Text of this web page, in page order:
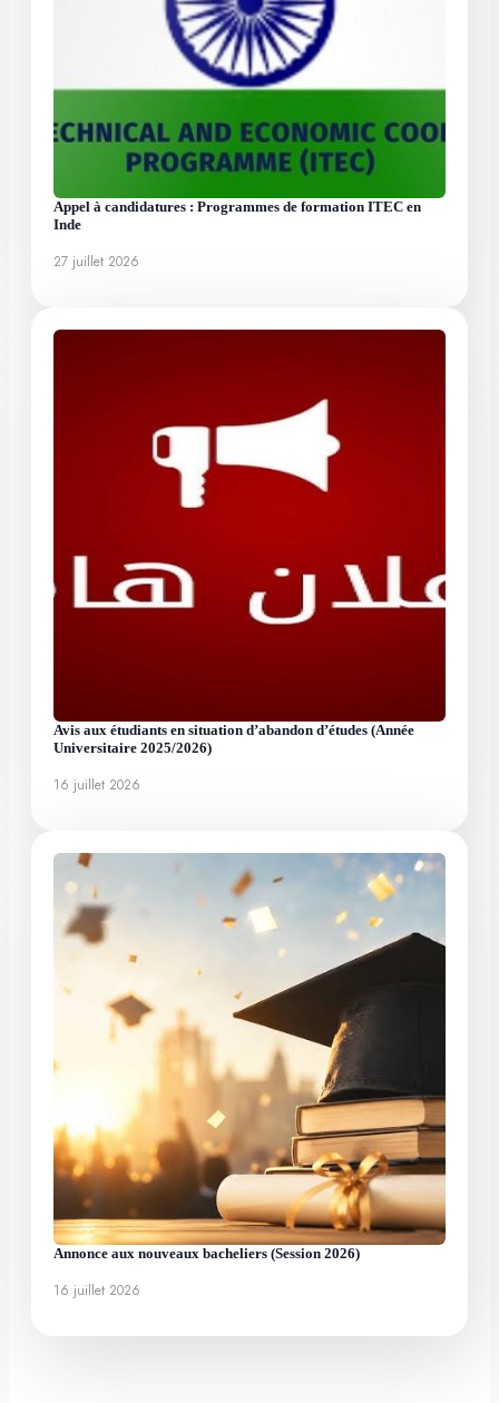
Appel à candidatures : Programmes de formation ITEC en
Inde
27 juillet 2026
Avis aux étudiants en situation d’abandon d’études (Année
Universitaire 2025/2026)
16 juillet 2026
Annonce aux nouveaux bacheliers (Session 2026)
16 juillet 2026